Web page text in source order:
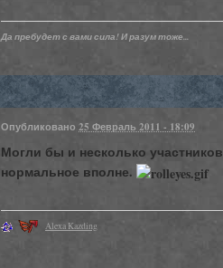
Да пребудет с вами сила! И разум тоже...
Опубликовано 25 Февраль 2011 - 18:09
Могли бы и несколько
нормальное вполне.
Alexa Kazding